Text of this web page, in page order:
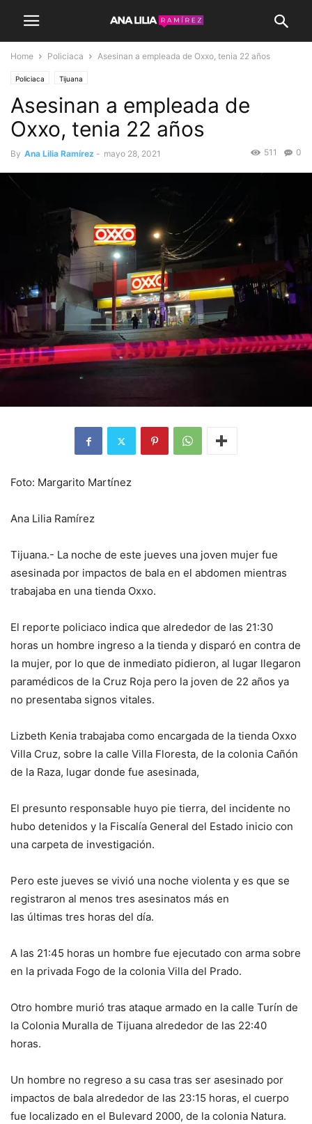
Home Policiaca Asesinan a empleada de Oxxo, tenia 22 años
Policiaca Tijuana
Asesinan a empleada de
Oxxo, tenia 22 años
By Ana Lilia Ramírez - mayo 28, 2021 0
511
Foto: Margarito Martínez
Ana Lilia Ramírez
Tijuana.- La noche de este jueves una joven mujer fue
asesinada por impactos de bala en el abdomen mientras
trabajaba en una tienda Oxxo.
El reporte policiaco indica que alrededor de las 21:30
horas un hombre ingreso a la tienda y disparó en contra de
la mujer, por lo que de inmediato pidieron, al lugar llegaron
paramédicos de la Cruz Roja pero la joven de 22 años ya
no presentaba signos vitales.
Lizbeth Kenia trabajaba como encargada de la tienda Oxxo
Villa Cruz, sobre la calle Villa Floresta, de la colonia Cañón
de la Raza, lugar donde fue asesinada,
El presunto responsable huyo pie tierra, del incidente no
hubo detenidos y la Fiscalía General del Estado inicio con
una carpeta de investigación.
Pero este jueves se vivió una noche violenta y es que se
registraron al menos tres asesinatos más en
las últimas tres horas del día.
A las 21:45 horas un hombre fue ejecutado con arma sobre
en la privada Fogo de la colonia Villa del Prado.
Otro hombre murió tras ataque armado en la calle Turín de
la Colonia Muralla de Tijuana alrededor de las 22:40
horas.
Un hombre no regreso a su casa tras ser asesinado por
impactos de bala alrededor de las 23:15 horas, el cuerpo
fue localizado en el Bulevard 2000, de la colonia Natura.